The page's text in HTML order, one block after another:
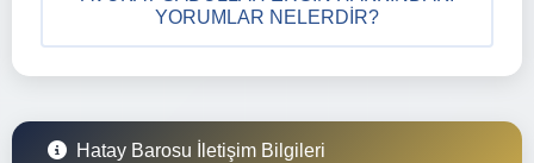
YORUMLAR NELERDIR?
Hatay Barosu İletişim Bilgileri